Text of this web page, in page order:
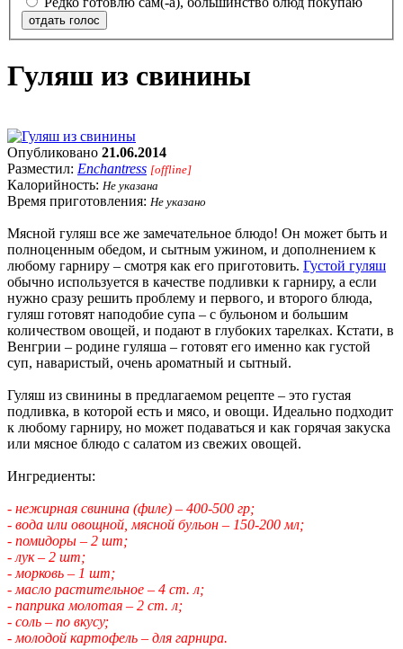
отдать голос
Гуляш из свинины
Опубликовано 21.06.2014
Разместил: Enchantress [offline]
Калорийность: Не указана
Время приготовления: Не указано
Мясной гуляш все же замечательное блюдо! Он может быть и
полноценным обедом, и сытным ужином, и дополнением к
любому гарниру – смотря как его приготовить. Густой гуляш
обычно используется в качестве подливки к гарниру, а если
нужно сразу решить проблему и первого, и второго блюда,
гуляш готовят наподобие супа – с бульоном и большим
количеством овощей, и подают в глубоких тарелках. Кстати, в
Венгрии – родине гуляша – готовят его именно как густой
суп, наваристый, очень ароматный и сытный.
Гуляш из свинины в предлагаемом рецепте – это густая
подливка, в которой есть и мясо, и овощи. Идеально подходит
к любому гарниру, но может подаваться и как горячая закуска
или мясное блюдо с салатом из свежих овощей.
Ингредиенты:
- нежирная свинина (филе) – 400-500 гр;
- вода или овощной, мясной бульон – 150-200 мл;
- помидоры – 2 шт;
- лук – 2 шт;
- морковь – 1 шт;
- масло растительное – 4 ст. л;
- паприка молотая – 2 ст. л;
- соль – по вкусу;
- молодой картофель – для гарнира.